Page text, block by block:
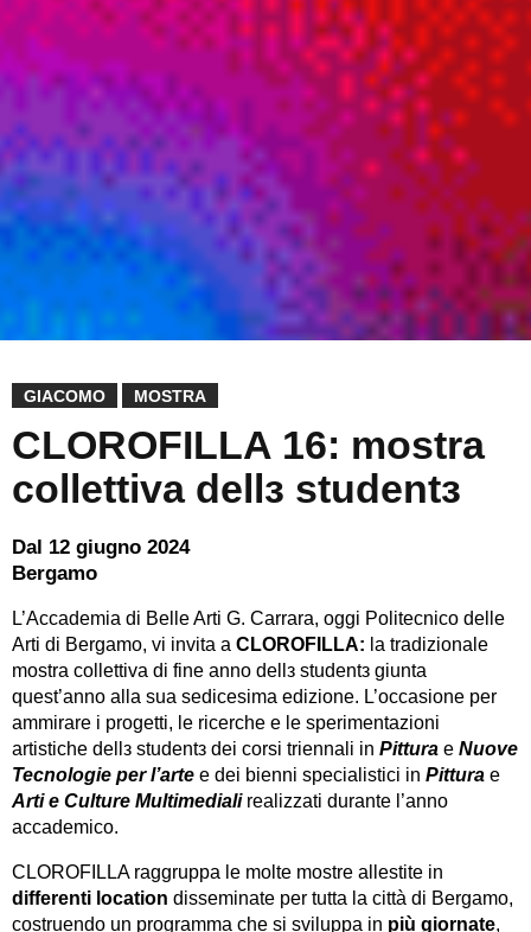
GIACOMO MOSTRA
CLOROFILLA 16: mostra
collettiva dellз studentз
Dal 12 giugno 2024
Bergamo
L’Accademia di Belle Arti G. Carrara, oggi Politecnico delle
Arti di Bergamo, vi invita a CLOROFILLA: la tradizionale
mostra collettiva di fine anno dellз studentз giunta
quest’anno alla sua sedicesima edizione. L’occasione per
ammirare i progetti, le ricerche e le sperimentazioni
artistiche dellз studentз dei corsi triennali in Pittura e Nuove
Tecnologie per l’arte e dei bienni specialistici in Pittura e
Arti e Culture Multimediali realizzati durante l’anno
accademico.
CLOROFILLA raggruppa le molte mostre allestite in
differenti location disseminate per tutta la città di Bergamo,
costruendo un programma che si sviluppa in più giornate,